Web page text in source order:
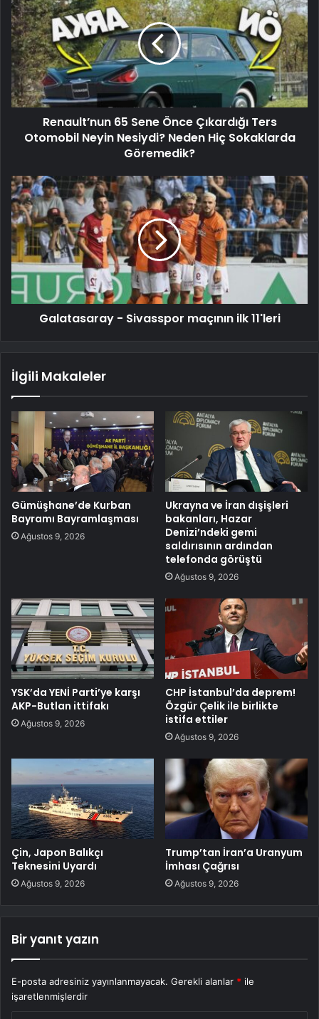
Renault’nun 65 Sene Önce Çıkardığı Ters
Otomobil Neyin Nesiydi? Neden Hiç Sokaklarda
Göremedik?
Galatasaray - Sivasspor maçının ilk 11'leri
İlgili Makaleler
Gümüşhane’de Kurban
Bayramı Bayramlaşması
Ağustos 9, 2026
Ukrayna ve İran dışişleri
bakanları, Hazar
Denizi’ndeki gemi
saldırısının ardından
telefonda görüştü
Ağustos 9, 2026
YSK’da YENİ Parti’ye karşı
AKP-Butlan ittifakı
Ağustos 9, 2026
CHP İstanbul’da deprem!
Özgür Çelik ile birlikte
istifa ettiler
Ağustos 9, 2026
Çin, Japon Balıkçı
Teknesini Uyardı
Ağustos 9, 2026
Trump’tan İran’a Uranyum
İmhası Çağrısı
Ağustos 9, 2026
Bir yanıt yazın
E-posta adresiniz yayınlanmayacak. Gerekli alanlar * ile
işaretlenmişlerdir